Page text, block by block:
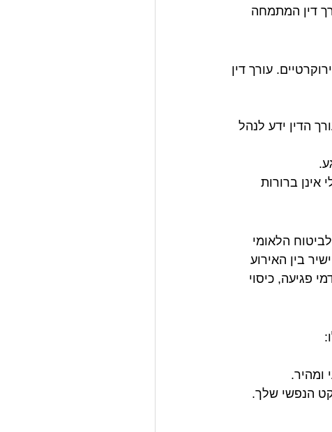
דין המתמחה
עורך דין
הדין ידע לנהל
אינן ברורות
הלאומי
בין האירוע
פגיעה, כיסוי
ומהיר.
הנפשי שלך.